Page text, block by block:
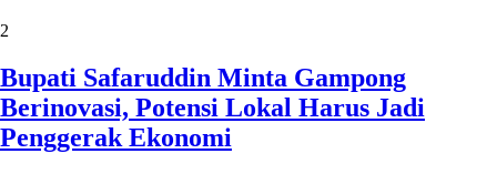
2
Bupati Safaruddin Minta Gampong
Berinovasi, Potensi Lokal Harus Jadi
Penggerak Ekonomi